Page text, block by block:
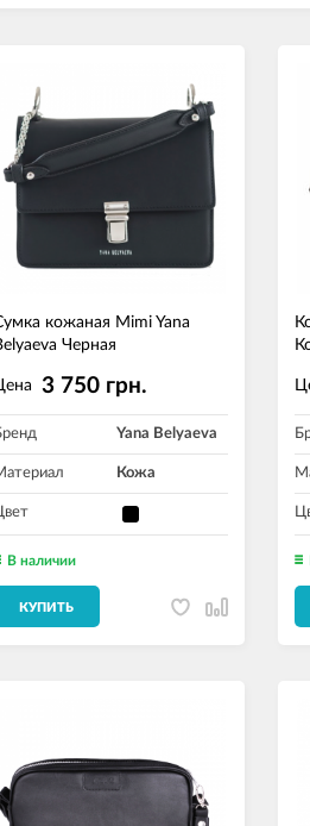
кожаная Mimi Yana
Черная
3 750 грн.
Yana Belyaeva
Кожа
В наличии
КУПИТЬ